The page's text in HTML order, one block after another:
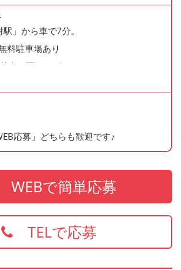
」から車で7分。
料駐車場あり
点を西にスグ！
ん、岡崎市、安城市、刈谷市、
碧南市、春日井市、瀬戸市
スタッフも多数！
応募」どちらも歓迎です♪
で簡単応募
TELで応募